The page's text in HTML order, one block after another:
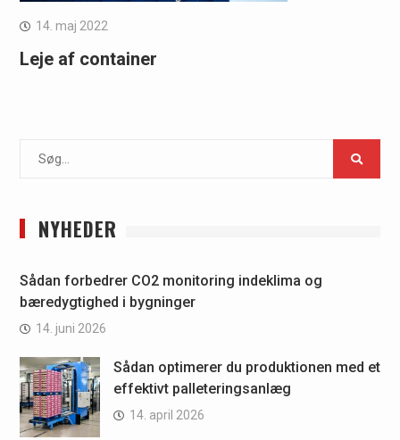
14. maj 2022
Leje af container
NYHEDER
Sådan forbedrer CO2 monitoring indeklima og
bæredygtighed i bygninger
14. juni 2026
Sådan optimerer du produktionen med et
effektivt palleteringsanlæg
14. april 2026